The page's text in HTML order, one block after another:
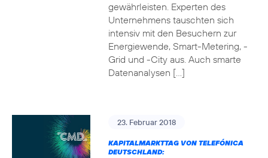
gewährleisten. Experten des
Unternehmens tauschten sich
intensiv mit den Besuchern zur
Energiewende, Smart-Metering, -
Grid und -City aus. Auch smarte
Datenanalysen […]
23. Februar 2018
KAPITALMARKTTAG VON TELEFÓNICA
DEUTSCHLAND: